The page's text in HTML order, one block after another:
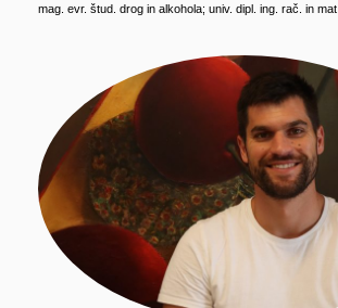
mag. evr. štud. drog in alkohola; univ. dipl. ing. rač. in mat.